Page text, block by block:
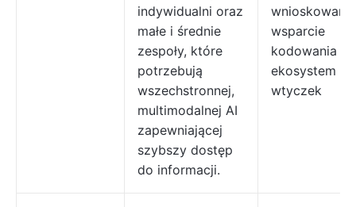
indywidualni oraz
małe i średnie
zespoły, które
potrzebują
wszechstronnej,
multimodalnej AI
zapewniającej
szybszy dostęp
do informacji.
wsparcie
kodowania i
ekosystem
wtyczek